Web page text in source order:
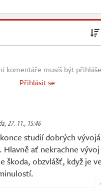
komentáře musíš být
Přihlásit se
27. 11., 15:46
studií dobrých
ať nekrachne vývoj
škoda, obzvlášť, když je